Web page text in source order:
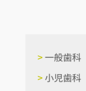
>一般歯科
> 小児歯科